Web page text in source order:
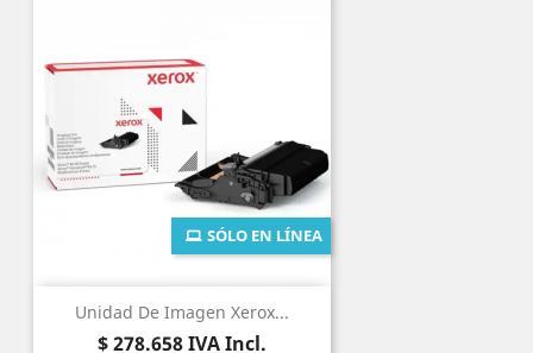
Unidad De Imagen Xerox...
Precio
$ 278.658IVA Incl.
SÓLO EN LÍNEA